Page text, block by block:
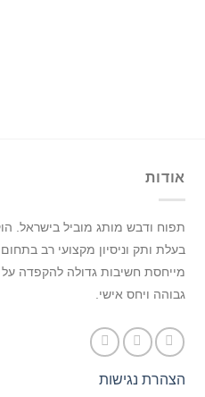
אודות
תפוח ודבש מותג מוביל בישראל.
בעלת ותק וניסיון מקצועי רב
מייחסת חשיבות גדולה להקפדה
גבוהה ויחס אישי.
הצהרת נגישות